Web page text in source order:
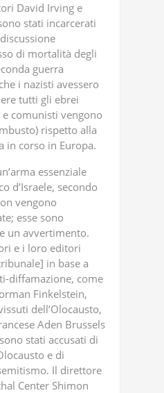
David Irving e
stati incarcerati
di mortalità degli
guerra
i nazisti avessero
tutti gli ebrei
comunisti vengono
rispetto alla
in corso in Europa.
essenziale
d’Israele, secondo
vengono
esse sono
un avvertimento.
e i loro editori
in base a
diffamazione, come
Finkelstein,
dell’Olocausto,
Aden Brussels
stati accusati di
e di
Il direttore
Center Shimon